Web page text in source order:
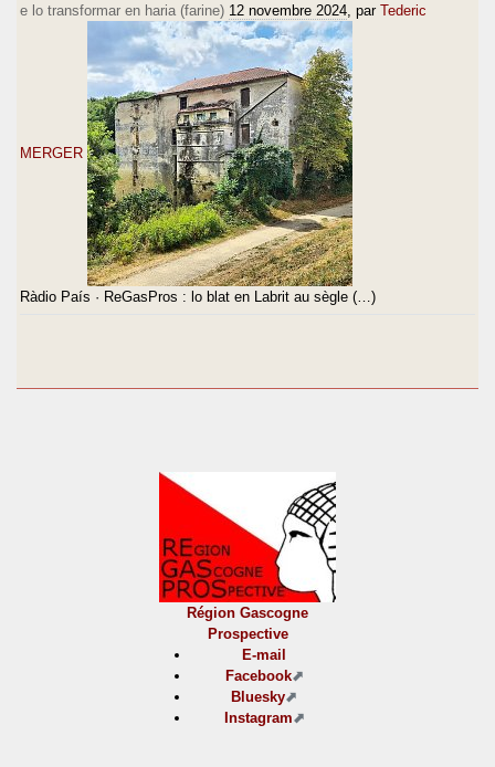
e lo transformar en haria (farine) 12 novembre 2024 , par Tederic
MERGER
Ràdio País · ReGasPros : lo blat en Labrit au sègle (…)
Région Gascogne
Prospective
E-mail
Facebook
Bluesky
Instagram